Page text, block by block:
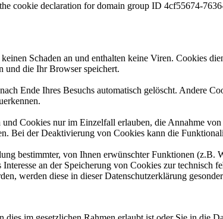
declaration for domain group ID 4cf55674-
Schaden an und enthalten keine Viren. Cookies
und die Ihr Browser speichert.
Ende Ihres Besuchs automatisch gelöscht. Andere
Cookies nur im Einzelfall erlauben, die Annahme
Bei der Deaktivierung von Cookies kann die
bestimmter, von Ihnen erwünschter Funktionen
an der Speicherung von Cookies zur technisch
werden diese in dieser Datenschutzerklärung